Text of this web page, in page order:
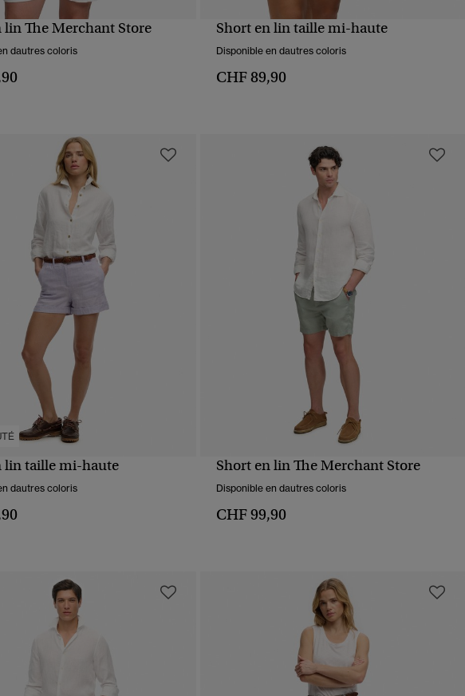
lin The Merchant Store
dautres coloris
Short en lin taille mi-haute
Disponible en dautres coloris
CHF 89,90
lin taille mi-haute
dautres coloris
Short en lin The Merchant Store
Disponible en dautres coloris
CHF 99,90